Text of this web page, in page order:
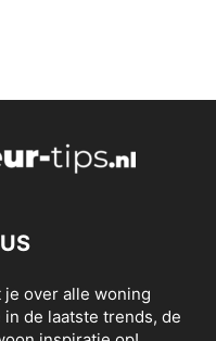
over alle woning
de laatste trends, de